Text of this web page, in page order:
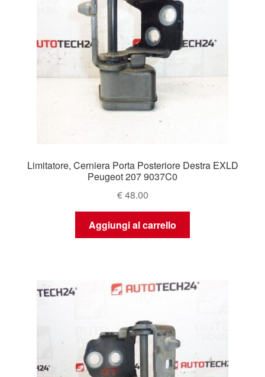
Limitatore, Cerniera Porta Posteriore Destra EXLD
Peugeot 207 9037C0
€48.00
Aggiungi al carrello